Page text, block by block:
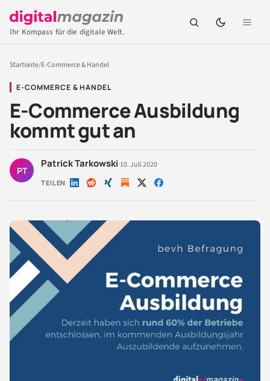
Ihr Kompass für die digitale Welt.
Startseite/E-Commerce & Handel
E-COMMERCE & HANDEL
E-Commerce Ausbildung
kommt gut an
PT
Patrick Tarkowski·10. Juli 2020
TEILEN Auf Auf Auf Auf Auf